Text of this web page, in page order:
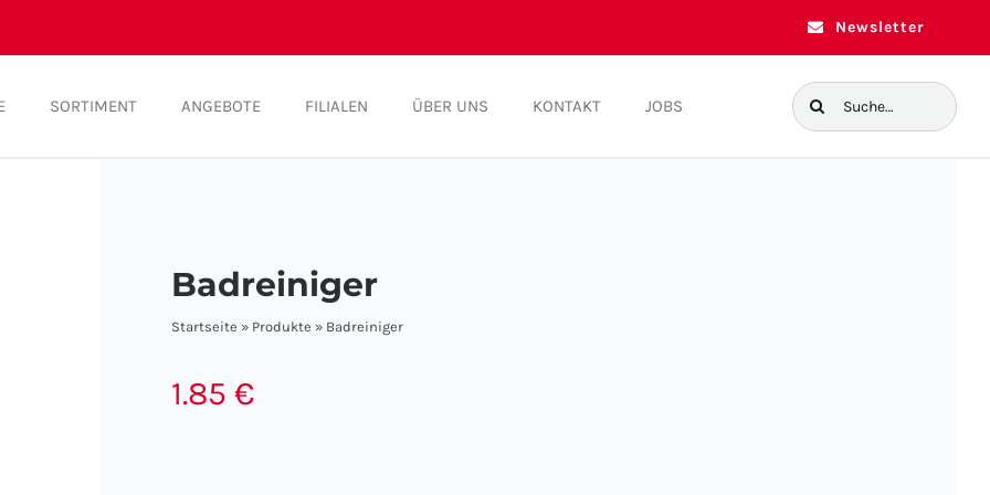
Newsletter
SORTIMENT ANGEBOTE FILIALEN ÜBER UNS KONTAKT JOBS
Suche
nach:
Badreiniger
Startseite » Produkte » Badreiniger
1.85 €